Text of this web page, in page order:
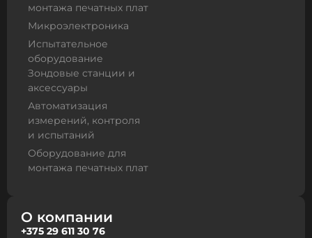
монтажа печатных плат
Микроэлектроника
Испытательное
оборудование
Зондовые станции и
аксессуары
Автоматизация
измерений, контроля
и испытаний
Оборудование для
монтажа печатных плат
О компании
+375 29 611 30 76